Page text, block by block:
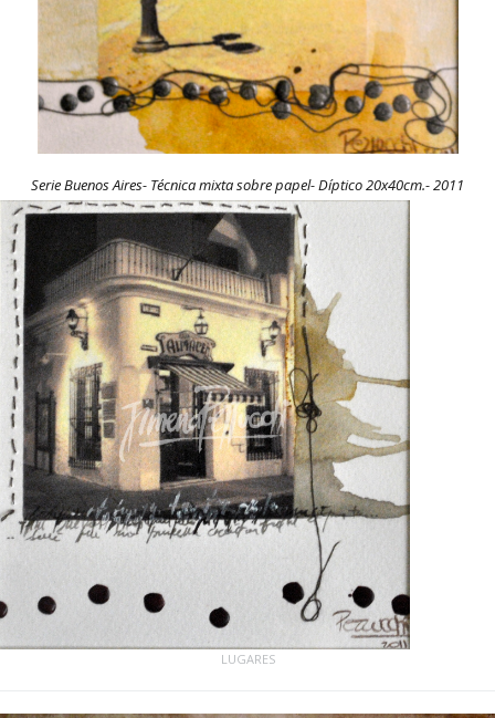
Serie Buenos Aires- Técnica mixta sobre papel- Díptico 20x40cm.- 2011
LUGARES